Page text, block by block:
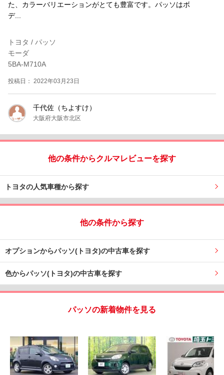
た、カラーバリエーションがとても豊富です。パッソはボ
デ...
トヨタ / パッソ
モーダ
5BA-M710A
投稿日： 2022年03月23日
千代佐（ちよすけ）
大阪府大阪市北区
他の条件からクルマレビューを探す
トヨタの人気車種から探す
他の条件から探す
オプションからパッソ(トヨタ)の中古車を探す
色からパッソ(トヨタ)の中古車を探す
パッソの新着物件を見る